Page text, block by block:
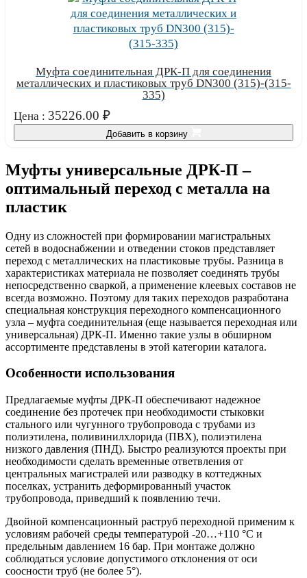
Муфта соединительная ДРК-П для соединения
металлических и пластиковых труб DN300 (315)-(315-
335)
Цена : 35226.00 ₽
Добавить в корзину
Муфты универсальные ДРК-П –
оптимальный переход с металла на
пластик
Одну из сложностей при формировании магистральных
сетей в водоснабжении и отведении стоков представляет
переход с металлических на пластиковые трубы. Разница в
характеристиках материала не позволяет соединять трубы
непосредственно сваркой, а применение клеевых составов не
всегда возможно. Поэтому для таких переходов разработана
специальная конструкция переходного компенсационного
узла – муфта соединительная (еще называется переходная или
универсальная) ДРК-П. Именно такие узлы в обширном
ассортименте представлены в этой категории каталога.
Особенности использования
Предлагаемые муфты ДРК-П обеспечивают надежное
соединение без протечек при необходимости стыковки
стального или чугунного трубопровода с трубами из
полиэтилена, поливинилхлорида (ПВХ), полиэтилена
низкого давления (ПНД). Быстро реализуются проекты при
необходимости сделать временные ответвления от
центральных магистралей или разводку в коттеджных
поселках, устранить деформированный участок
трубопровода, приведший к появлению течи.
Двойной компенсационный раструб переходной применим к
условиям рабочей среды температурой -20…+110 °C и
предельным давлением 16 бар. При монтаже должно
соблюдаться условие допустимого отклонения от оси
соосности труб (не более 5°).